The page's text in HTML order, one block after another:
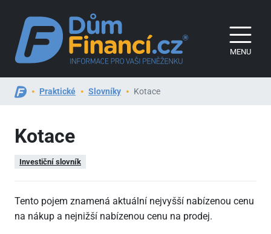
MENU
Praktické Slovníky Kotace
Kotace
Investiční slovník
Tento pojem znamená aktuální nejvyšší nabízenou cenu
na nákup a nejnižší nabízenou cenu na prodej.